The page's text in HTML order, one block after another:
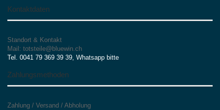
Kontaktdaten
Standort & Kontakt
Mail: totsteile@bluewin.ch
Tel. 0041 79 369 39 39, Whatsapp bitte
Zahlungsmethoden
Zahlung / Versand / Abholung